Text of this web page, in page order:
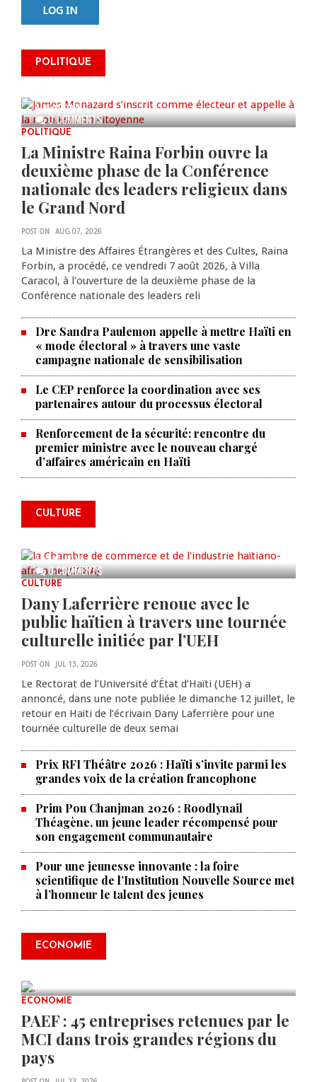
POLITIQUE
0 COMMENTS
James Monazard s’inscrit comme
électeur et appelle à la
AUG 07, 2026
POLITIQUE
La Ministre Raina Forbin ouvre la
deuxième phase de la Conférence
nationale des leaders religieux dans
le Grand Nord
POST ON AUG 07, 2026
La Ministre des Affaires Étrangères et des Cultes, Raina
Forbin, a procédé, ce vendredi 7 août 2026, à Villa
Caracol, à l'ouverture de la deuxième phase de la
Conférence nationale des leaders reli
Dre Sandra Paulemon appelle à mettre Haïti en
« mode électoral » à travers une vaste
campagne nationale de sensibilisation
Le CEP renforce la coordination avec ses
partenaires autour du processus électoral
Renforcement de la sécurité: rencontre du
premier ministre avec le nouveau chargé
d’affaires américain en Haïti
CULTURE
0 COMMENTS
La Chambre de commerce et de
l'industrie haïtiano-africaine
commémorer le 235e
anniversaire de la cérémonie du
AUG 05, 2026
CULTURE
Dany Laferrière renoue avec le
public haïtien à travers une tournée
culturelle initiée par l’UEH
POST ON JUL 13, 2026
Le Rectorat de l’Université d’État d’Haïti (UEH) a
annoncé, dans une note publiée le dimanche 12 juillet, le
retour en Haïti de l’écrivain Dany Laferrière pour une
tournée culturelle de deux semai
Prix RFI Théâtre 2026 : Haïti s’invite parmi les
grandes voix de la création francophone
Prim Pou Chanjman 2026 : Roodlynail
Théagène, un jeune leader récompensé pour
son engagement communautaire
Pour une jeunesse innovante : la foire
scientifique de l’Institution Nouvelle Source met
à l’honneur le talent des jeunes
ECONOMIE
0 COMMENTS
Produire le savoir pour
2ᵉ édition de ses Journées
scientifiques
ECONOMIE
PAEF : 45 entreprises retenues par le
MCI dans trois grandes régions du
pays